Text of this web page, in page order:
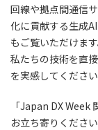
回線や拠点間通信
化に貢献する生成
もご覧いただけます
私たちの技術を直
を実感してください
「Japan DX
お立ち寄りください